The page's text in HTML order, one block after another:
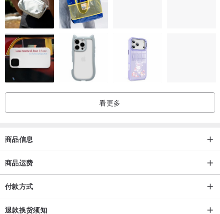
约18cm(需要改大小也是同价，请联系设计师)
【注意事项】
宝石类也是天然的，必然不可能每一个也完全一样，而且偶有缺陷，
当然店主也会尽量说明。完美主义的朋友在购买前要先三思呢！
Lost and find, 一个故事性的时装及饰品品牌。
品牌中每件作品有自己一个”遗失”与”寻找”的故事。我们希望透过轻松
有趣的手法引导用家思考和探索生活中遗忘了的小记忆，过程中他们
看更多
商品信息
商品运费
付款方式
退款换货须知